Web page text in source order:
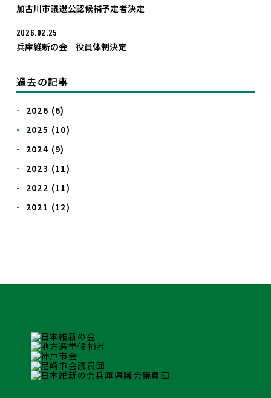
加古川市議選公認候補予定者決定
2026.02.25
兵庫維新の会 役員体制決定
過去の記事
2026 (6)
2025 (10)
2024 (9)
2023 (11)
2022 (11)
2021 (12)